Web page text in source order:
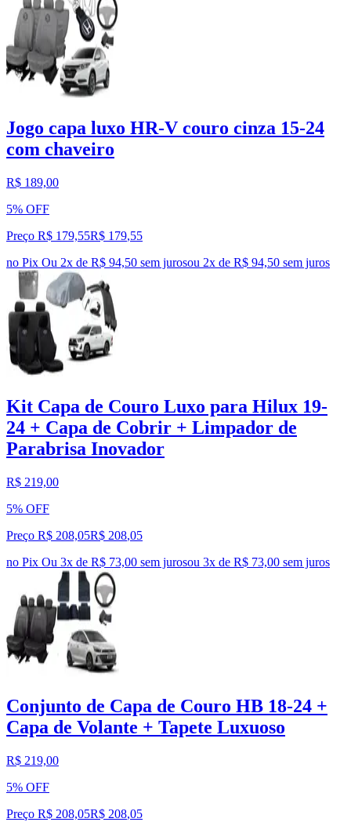
Jogo capa luxo HR-V couro cinza 15-24
com chaveiro
R$ 189,00
5% OFF
Preço R$ 179,55R$ 179,55
no Pix Ou 2x de R$ 94,50 sem jurosou 2x de R$ 94,50 sem juros
Kit Capa de Couro Luxo para Hilux 19-
24 + Capa de Cobrir + Limpador de
Parabrisa Inovador
R$ 219,00
5% OFF
Preço R$ 208,05R$ 208,05
no Pix Ou 3x de R$ 73,00 sem jurosou 3x de R$ 73,00 sem juros
Conjunto de Capa de Couro HB 18-24 +
Capa de Volante + Tapete Luxuoso
R$ 219,00
5% OFF
Preço R$ 208,05R$ 208,05